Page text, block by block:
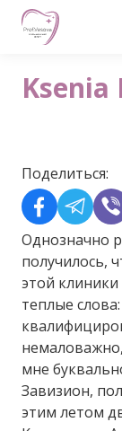
Ksenia
Поделиться:
Однозначно
получилось,
этой
теплые
мне
Завизион,
этим летом